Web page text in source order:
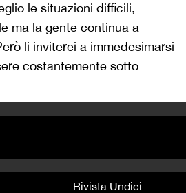
le situazioni difficili,
ma la gente continua a
li inviterei a immedesimarsi
costantemente sotto
Rivista Undici